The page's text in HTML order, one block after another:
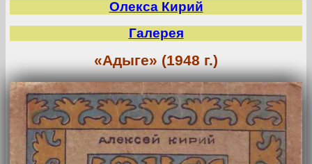
Олекса Кирий
Галерея
«Адыге» (1948 г.)